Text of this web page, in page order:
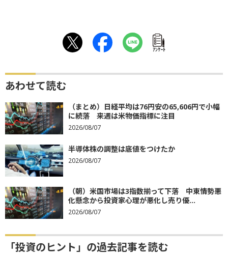
ｱﾝｹｰﾄ
あわせて読む
（まとめ）日経平均は76円安の65,606円で小幅
に続落 来週は米物価指標に注目
2026/08/07
半導体株の調整は底値をつけたか
2026/08/07
（朝）米国市場は3指数揃って下落 中東情勢悪
化懸念から投資家心理が悪化し売り優...
2026/08/07
「投資のヒント」の過去記事を読む